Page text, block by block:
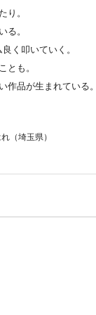
り。
る。
く叩いていく。
とも。
作品が生まれている。
（埼玉県）